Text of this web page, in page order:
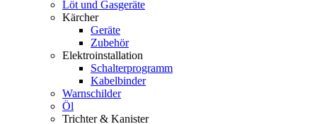
Löt und Gasgeräte
Kärcher
Geräte
Zubehör
Elektroinstallation
Schalterprogramm
Kabelbinder
Warnschilder
Öl
Trichter & Kanister